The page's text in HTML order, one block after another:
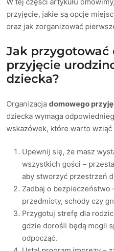
przyjęcie, jakie są opcje
oraz jak zorganizować
Jak przygotować
przyjęcie
dziecka?
Organizacjadomowego
dziecka wymaga
wskazówek, które warto wziąć
Upewnij się, że masz
wszystkich gości –
aby stworzyć przestrzeń
Zadbaj o bezpieczeństwo
przedmioty, schody czy
Przygotuj strefę dla
gdzie dorośli będą mogli
odpocząć.